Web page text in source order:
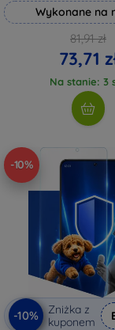
Wykonane na
81,91 zł
73,71
Na stanie: 3
-10%
-10%
Zniżka z
kuponem